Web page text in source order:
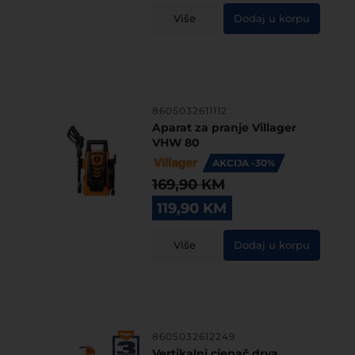
was:
229,00 KM.
is:
159,00 KM.
Više Dodaj u korpu
8605032611112
Aparat za pranje Villager
VHW 80
AKCIJA -30%
169,90KM
Original
price
was:
169,90 KM.
119,90 KM
price
is:
119,90 KM.
Više Dodaj u korpu
8605032612249